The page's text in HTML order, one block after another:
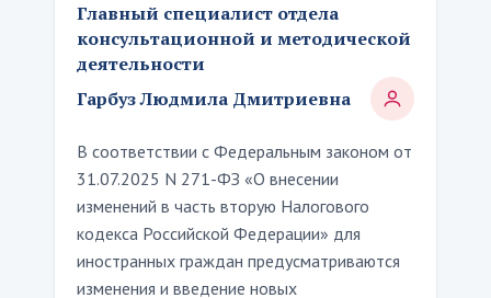
Главный специалист отдела
консультационной и методической
деятельности
Гарбуз Людмила Дмитриевна
В соответствии с Федеральным законом от
31.07.2025 N 271-ФЗ «О внесении
изменений в часть вторую Налогового
кодекса Российской Федерации» для
иностранных граждан предусматриваются
изменения и введение новых